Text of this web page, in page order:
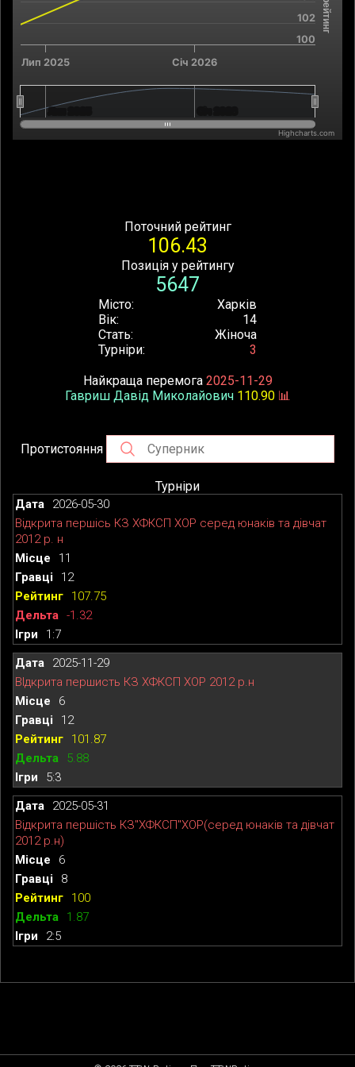
Лип 2025 Січ 2026
Лип 2025
Лип 2025
100
102
Highcharts.com
End of interactive chart.
Місто
Харків
Вік
14
Стать
Жіноча
Турніри
3
Поточний рейтинг
106.43
Позиція у рейтингу
5647
Найкраща перемога 2025-11-29
Гавриш Давід Миколайович 110.90 📊
Протистояння
Турніри
2026-05-30
Відкрита першісь КЗ ХФКСП ХОР серед юнаків та дівчат
2012 р. н
11
12
107.75
-1.32
1:7
2025-11-29
ВІдкрита першисть КЗ ХФКСП ХОР 2012 р.н
6
12
101.87
5.88
5:3
2025-05-31
Відкрита першість КЗ"ХФКСП"ХОР(серед юнаків та дівчат
2012 р.н)
6
8
100
1.87
2:5